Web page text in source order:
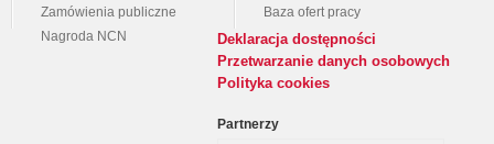
Zamówienia publiczne
Nagroda NCN
Baza ofert pracy
Deklaracja dostępności
Przetwarzanie danych osobowych
Polityka cookies
Partnerzy